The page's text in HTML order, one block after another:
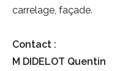
carrelage, façade.
Contact :
M DIDELOT Quentin